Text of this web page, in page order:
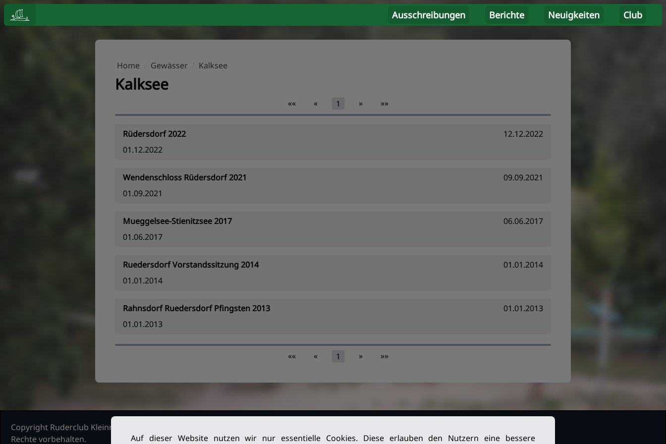
Ausschreibungen Berichte Neuigkeiten Club
Home Gewässer Kalksee
Kalksee
«« « 1 » »»
Rüdersdorf 2022
12.12.2022
01.12.2022
Wendenschloss Rüdersdorf 2021
09.09.2021
01.09.2021
Mueggelsee-Stienitzsee 2017
06.06.2017
01.06.2017
Ruedersdorf Vorstandssitzung 2014
01.01.2014
01.01.2014
Rahnsdorf Ruedersdorf Pfingsten 2013
01.01.2013
01.01.2013
«« « 1 » »»
Copyright Ruderclub Kleinmachnow Stahnsdorf Teltow, 2026. Alle
Rechte vorbehalten.
Datenschutz
Auf dieser Website nutzen wir nur essentielle Cookies. Diese erlauben den Nutzern eine bessere